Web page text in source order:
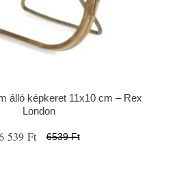
álló képkeret 11x10 cm – Rex
London
539 Ft 6539 Ft